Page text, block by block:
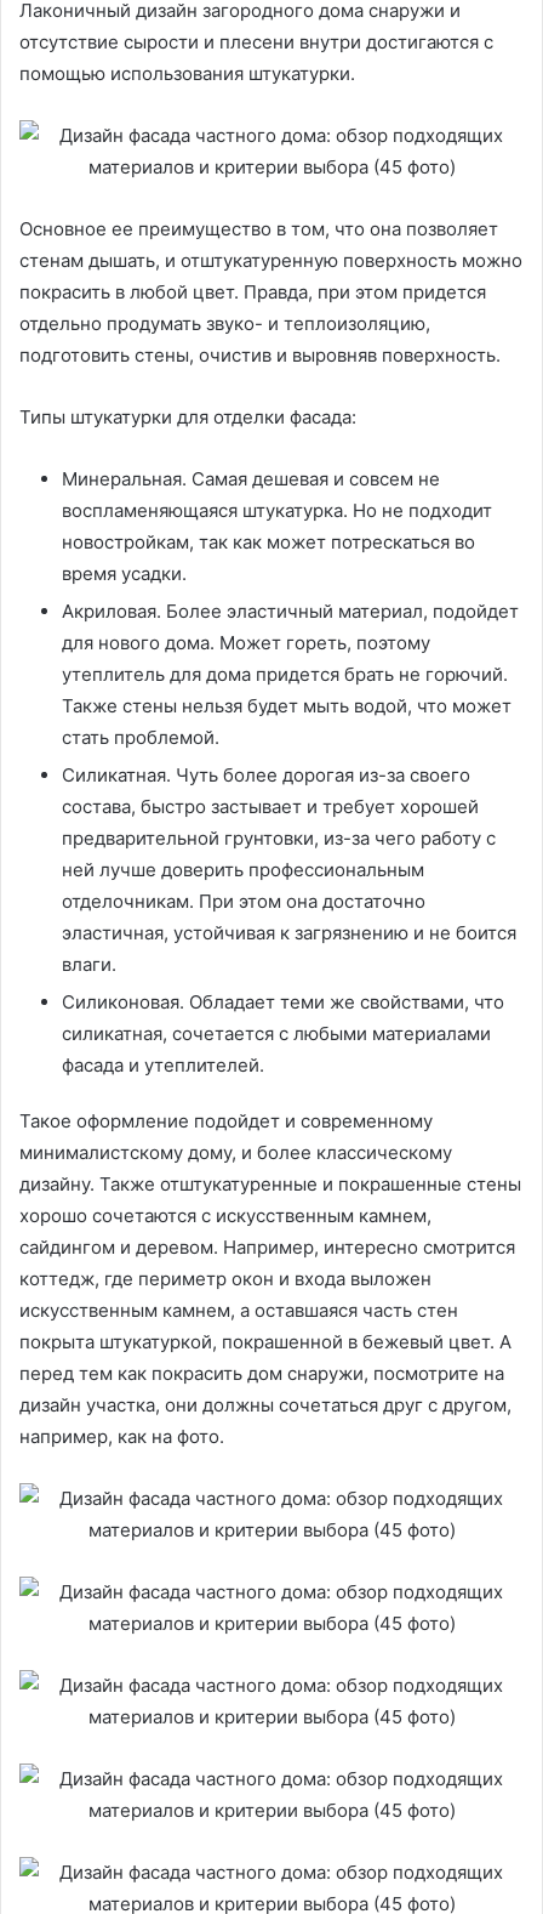
Лаконичный дизайн загородного дома снаружи и
отсутствие сырости и плесени внутри достигаются с
помощью использования штукатурки.
Основное ее преимущество в том, что она позволяет
стенам дышать, и отштукатуренную поверхность можно
покрасить в любой цвет. Правда, при этом придется
отдельно продумать звуко- и теплоизоляцию,
подготовить стены, очистив и выровняв поверхность.
Типы штукатурки для отделки фасада:
Минеральная. Самая дешевая и совсем не
воспламеняющаяся штукатурка. Но не подходит
новостройкам, так как может потрескаться во
время усадки.
Акриловая. Более эластичный материал, подойдет
для нового дома. Может гореть, поэтому
утеплитель для дома придется брать не горючий.
Также стены нельзя будет мыть водой, что может
стать проблемой.
Силикатная. Чуть более дорогая из-за своего
состава, быстро застывает и требует хорошей
предварительной грунтовки, из-за чего работу с
ней лучше доверить профессиональным
отделочникам. При этом она достаточно
эластичная, устойчивая к загрязнению и не боится
влаги.
Силиконовая. Обладает теми же свойствами, что
силикатная, сочетается с любыми материалами
фасада и утеплителей.
Такое оформление подойдет и современному
минималистскому дому, и более классическому
дизайну. Также отштукатуренные и покрашенные стены
хорошо сочетаются с искусственным камнем,
сайдингом и деревом. Например, интересно смотрится
коттедж, где периметр окон и входа выложен
искусственным камнем, а оставшаяся часть стен
покрыта штукатуркой, покрашенной в бежевый цвет. А
перед тем как покрасить дом снаружи, посмотрите на
дизайн участка, они должны сочетаться друг с другом,
например, как на фото.